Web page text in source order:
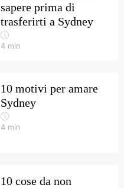
sapere prima di
trasferirti a Sydney
4 min
10 motivi per amare
Sydney
4 min
10 cose da non